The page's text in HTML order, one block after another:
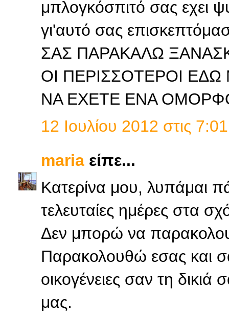
μπλογκόσπιτό σας εχει
γι'αυτό σας
ΣΑΣ ΠΑΡΑΚΑΛΩ
ΟΙ ΠΕΡΙΣΣΟΤΕΡΟΙ
ΝΑ ΕΧΕΤΕ ΕΝΑ
12 Ιουλίου 2012 στις
maria είπε...
Κατερίνα μου, λυπάμαι
τελευταίες ημέρες στα
Δεν μπορώ να
Παρακολουθώ εσας και
οικογένειες σαν τη
μας.